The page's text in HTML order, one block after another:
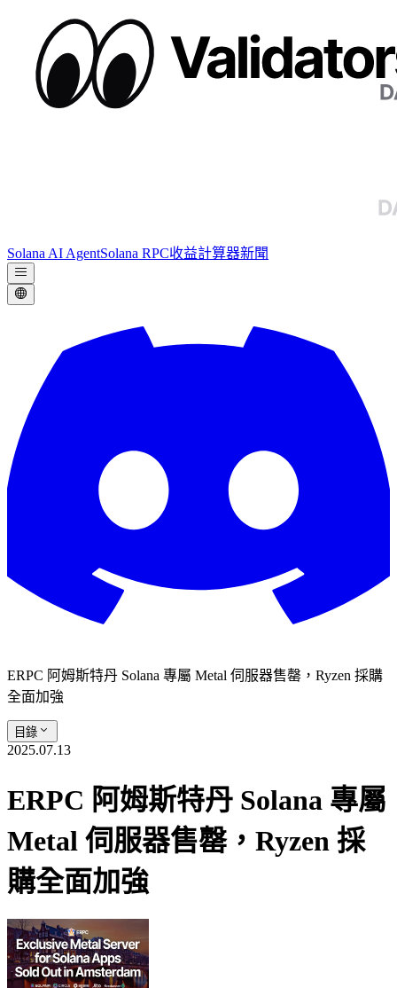
Solana AI AgentSolana RPC收益計算器新聞
ERPC 阿姆斯特丹 Solana 專屬 Metal 伺服器售罄，Ryzen 採購
全面加強
目錄
2025.07.13
ERPC 阿姆斯特丹 Solana 專屬
Metal 伺服器售罄，Ryzen 採
購全面加強